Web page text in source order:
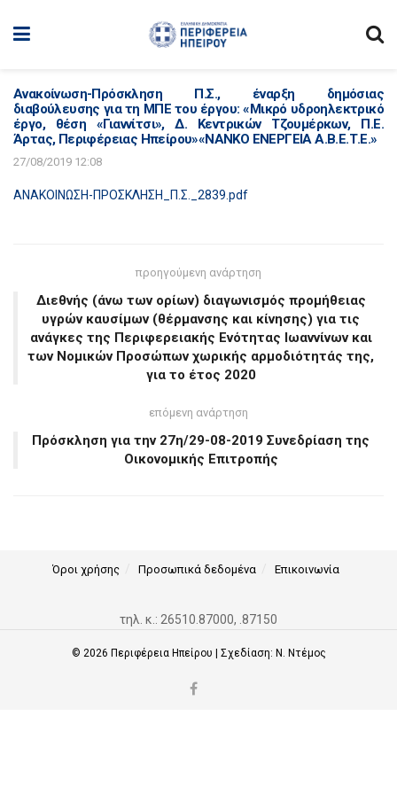
Ανακοίνωση-Πρόσκληση Π.Σ., έναρξη δημόσιας
διαβούλευσης για τη ΜΠΕ του έργου: «Μικρό υδροηλεκτρικό
έργο, θέση «Γιαννίτσι», Δ. Κεντρικών Τζουμέρκων, Π.Ε.
Άρτας, Περιφέρειας Ηπείρου»«ΝΑΝΚΟ ΕΝΕΡΓΕΙΑ Α.Β.Ε.Τ.Ε.»
27/08/2019 12:08
ΑΝΑΚΟΙΝΩΣΗ-ΠΡΟΣΚΛΗΣΗ_Π.Σ._2839.pdf
προηγούμενη ανάρτηση
Διεθνής (άνω των ορίων) διαγωνισμός προμήθειας
υγρών καυσίμων (θέρμανσης και κίνησης) για τις
ανάγκες της Περιφερειακής Ενότητας Ιωαννίνων και
των Νομικών Προσώπων χωρικής αρμοδιότητάς της,
για το έτος 2020
επόμενη ανάρτηση
Πρόσκληση για την 27η/29-08-2019 Συνεδρίαση της
Οικονομικής Επιτροπής
Όροι χρήσης Προσωπικά δεδομένα Επικοινωνία
τηλ. κ.: 26510.87000, .87150
© 2026 Περιφέρεια Ηπείρου | Σχεδίαση: Ν. Ντέμος